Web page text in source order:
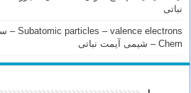
نباتی
Chem – شیمی آیمت نباتی